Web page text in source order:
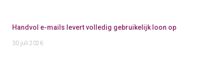
Handvol e-mails levert volledig gebruikelijk loon op
30 juli 2026